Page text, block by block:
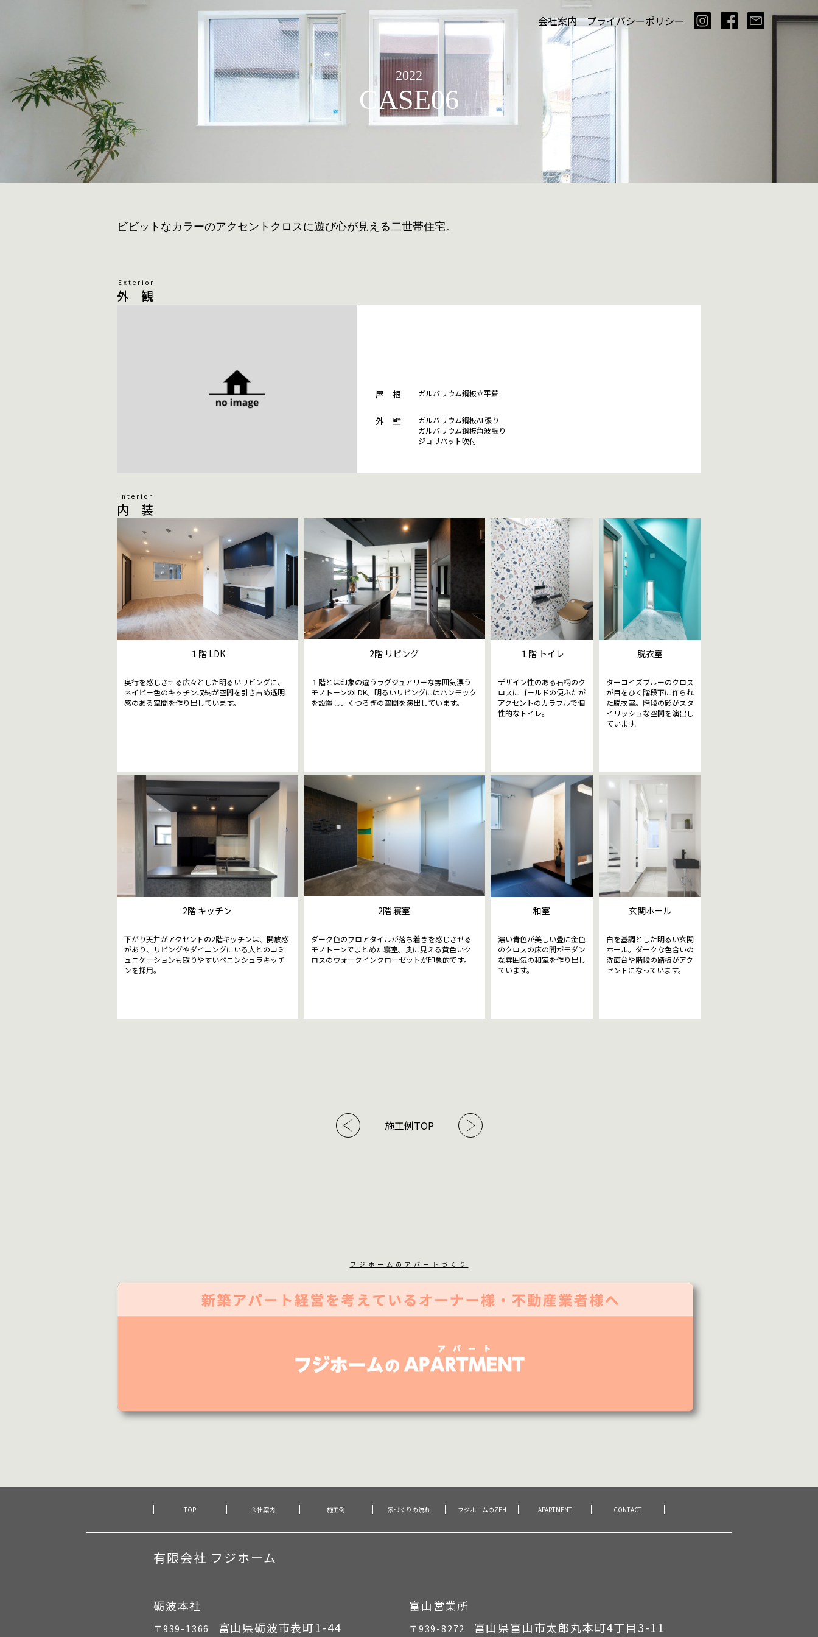
2022
CASE06
会社案内 プライバシーポリシー
ビビットなカラーのアクセントクロスに遊び心が見える二世帯住宅。
Exterior
外 観
屋 根 ガルバリウム鋼板立平葺
外 壁
ガルバリウム鋼板AT張り
ガルバリウム鋼板角波張り
ジョリパット吹付
Interior
内 装
１階 LDK
奥行を感じさせる広々とした明るいリビングに、
ネイビー色のキッチン収納が空間を引き占め透明
感のある空間を作り出しています。
2階 リビング
１階とは印象の違うラグジュアリーな雰囲気漂う
モノトーンのLDK。明るいリビングにはハンモック
を設置し、くつろぎの空間を演出しています。
１階 トイレ
デザイン性のある石柄のク
ロスにゴールドの便ふたが
アクセントのカラフルで個
性的なトイレ。
脱衣室
ターコイズブルーのクロス
が目をひく階段下に作られ
た脱衣室。階段の影がスタ
イリッシュな空間を演出し
ています。
2階 キッチン
下がり天井がアクセントの2階キッチンは、開放感
があり、リビングやダイニングにいる人とのコミ
ュニケーションも取りやすいペニンシュラキッチ
ンを採用。
2階 寝室
ダーク色のフロアタイルが落ち着きを感じさせる
モノトーンでまとめた寝室。奥に見える黄色いク
ロスのウォークインクローゼットが印象的です。
和室
濃い青色が美しい畳に金色
のクロスの床の間がモダン
な雰囲気の和室を作り出し
ています。
玄関ホール
白を基調とした明るい玄関
ホール。ダークな色合いの
洗面台や階段の踏板がアク
セントになっています。
施工例TOP
フジホームのアパートづくり
TOP 会社案内 施工例 家づくりの流れ フジホームのZEH APARTMENT CONTACT
有限会社 フジホーム
砺波本社
〒939-1366 富山県砺波市表町1-44
富山営業所
〒939-8272 富山県富山市太郎丸本町4丁目3-11